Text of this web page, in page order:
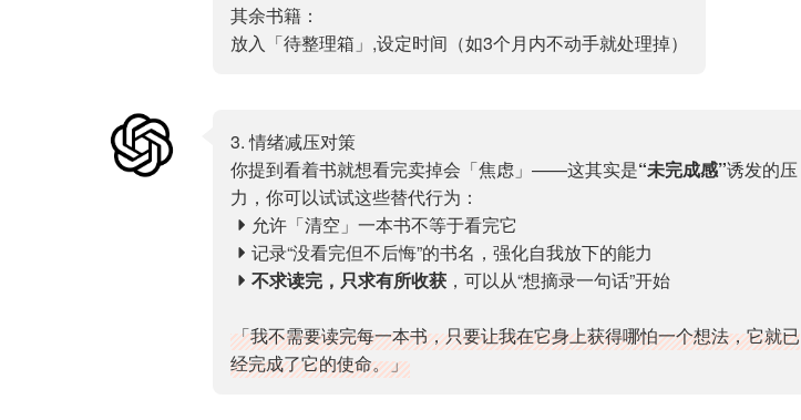
其余书籍：
放入「待整理箱」,设定时间（如3个月内不动手就处理掉）
3. 情绪减压对策
你提到看着书就想看完卖掉会「焦虑」——这其实是“未完成感”诱发的压
力，你可以试试这些替代行为：
允许「清空」一本书不等于看完它
记录“没看完但不后悔”的书名，强化自我放下的能力
不求读完，只求有所收获 ，可以从“想摘录一句话”开始
「我不需要读完每一本书，只要让我在它身上获得哪怕一个想法，它就已
经完成了它的使命。」